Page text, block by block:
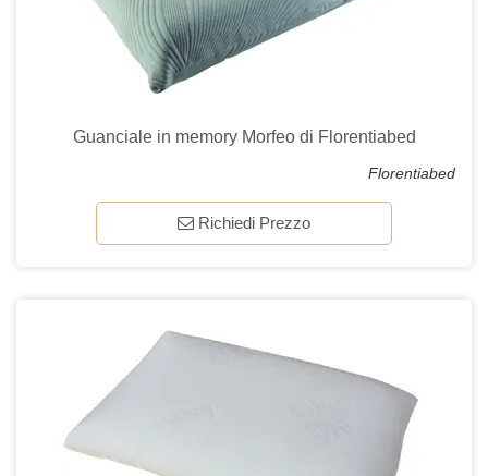
Guanciale in memory Morfeo di Florentiabed
Florentiabed
Richiedi Prezzo